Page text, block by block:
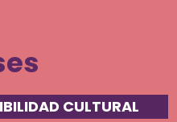
CULTURAL